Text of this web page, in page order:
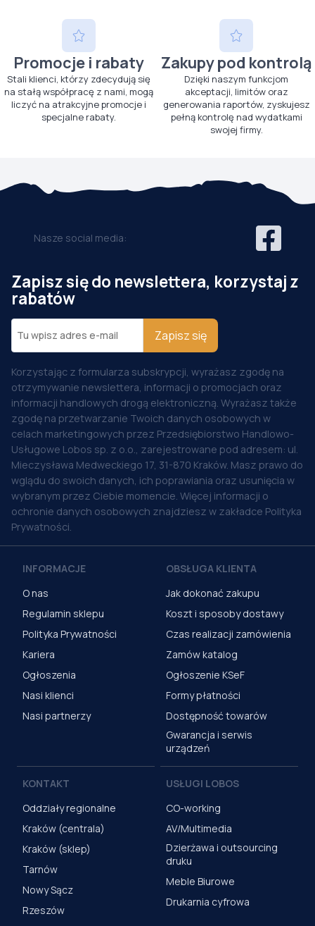
Promocje i rabaty
Stali klienci, którzy zdecydują się
na stałą współpracę z nami, mogą
liczyć na atrakcyjne promocje i
specjalne rabaty.
Zakupy pod kontrolą
Dzięki naszym funkcjom
akceptacji, limitów oraz
generowania raportów, zyskujesz
pełną kontrolę nad wydatkami
swojej firmy.
Nasze social media:
Zapisz się do newslettera, korzystaj z
rabatów
Zapisz się
Korzystając z formularza subskrypcji, wyrażasz zgodę na
otrzymywanie newslettera, informacji o promocjach oraz
informacji handlowych drogą elektroniczną. Wyrażasz także
zgodę na przetwarzanie Twoich danych osobowych w
celach marketingowych przez Przedsiębiorstwo Handlowo-
Usługowe Lobos sp. z o.o., zarejestrowane pod adresem: ul.
Mieczysława Medweckiego 17, 31-870 Kraków. Masz prawo do
wglądu do swoich danych, ich poprawiania oraz usunięcia w
wybranym przez Ciebie momencie. Więcej informacji o
ochronie danych osobowych znajdziesz w zakładce Polityka
Prywatności.
INFORMACJE
O nas
Regulamin sklepu
Polityka Prywatności
Kariera
Ogłoszenia
Nasi klienci
Nasi partnerzy
OBSŁUGA KLIENTA
Jak dokonać zakupu
Koszt i sposoby dostawy
Czas realizacji zamówienia
Zamów katalog
Ogłoszenie KSeF
Formy płatności
Dostępność towarów
Gwarancja i serwis
urządzeń
KONTAKT
Oddziały regionalne
Kraków (centrala)
Kraków (sklep)
Tarnów
Nowy Sącz
Rzeszów
USŁUGI LOBOS
CO-working
AV/Multimedia
Dzierżawa i outsourcing
druku
Meble Biurowe
Drukarnia cyfrowa